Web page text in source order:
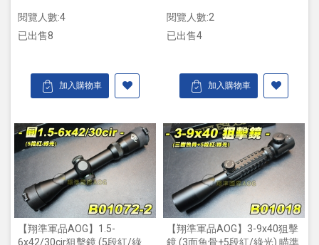
閱覽人數:4
已出售8
加入購物車
閱覽人數:2
已出售4
加入購物車
【翔準軍品AOG】1.5-
6x42/30cir狙擊鏡 (5段紅/綠
【翔準軍品AOG】3-9x40狙擊
鏡 (3面魚骨+5段紅/綠光) 瞄準